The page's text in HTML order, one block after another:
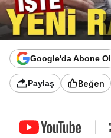
Google'da Abone Ol
Paylaş Beğen